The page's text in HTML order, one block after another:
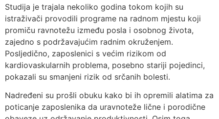
Studija je trajala nekoliko godina tokom kojih su
istraživači provodili programe na radnom mjestu koji
promiču ravnotežu između posla i osobnog života,
zajedno s podržavajućim radnim okruženjem.
Posljedično, zaposlenici s većim rizikom od
kardiovaskularnih problema, posebno stariji pojedinci,
pokazali su smanjeni rizik od srčanih bolesti.
Nadređeni su prošli obuku kako bi ih opremili alatima za
poticanje zaposlenika da uravnoteže lične i porodične